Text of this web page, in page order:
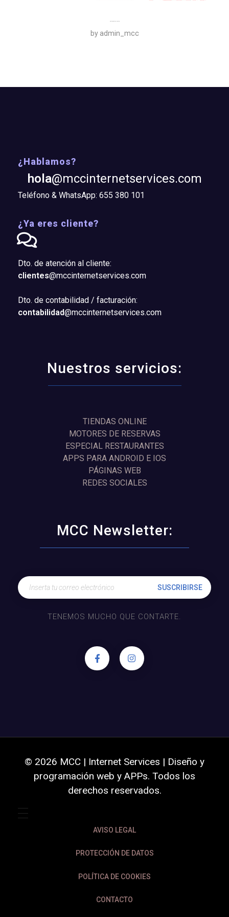
by admin_mcc
¿Hablamos?
hola@mccinternetservices.com
Teléfono & WhatsApp: 655 380 101
¿Ya eres cliente?
Dto. de atención al cliente:
clientes@mccinternetservices.com
Dto. de contabilidad / facturación:
contabilidad@mccinternetservices.com
Nuestros servicios:
TIENDAS ONLINE
MOTORES DE RESERVAS
ESPECIAL RESTAURANTES
APPS PARA ANDROID E IOS
PÁGINAS WEB
REDES SOCIALES
MCC Newsletter:
TENEMOS MUCHO QUE CONTARTE.
© 2026 MCC | Internet Services | Diseño y
programación web y APPs. Todos los
derechos reservados.
AVISO LEGAL
PROTECCIÓN DE DATOS
POLÍTICA DE COOKIES
CONTACTO